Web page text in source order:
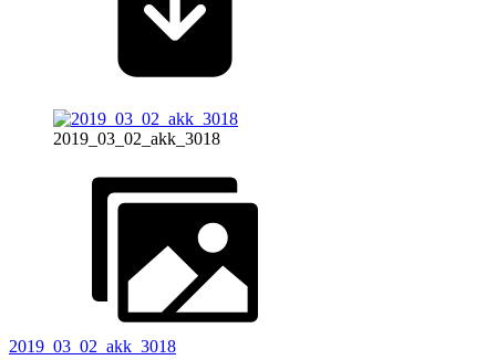
2019_03_02_akk_3018
2019_03_02_akk_3018